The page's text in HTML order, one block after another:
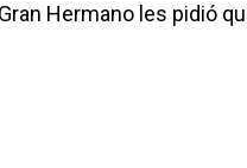
Hermano les pidió